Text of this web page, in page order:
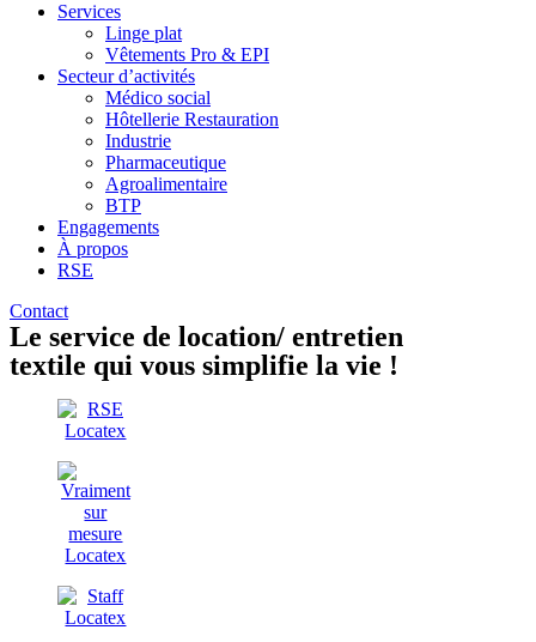
Services
Linge plat
Vêtements Pro & EPI
Secteur d’activités
Médico social
Hôtellerie Restauration
Industrie
Pharmaceutique
Agroalimentaire
BTP
Engagements
À propos
RSE
Contact
Le service de location/ entretien
textile qui vous simplifie la vie !